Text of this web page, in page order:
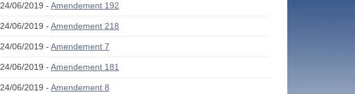
24/06/2019 - Amendement 192
24/06/2019 - Amendement 218
24/06/2019 - Amendement 7
24/06/2019 - Amendement 181
24/06/2019 - Amendement 8